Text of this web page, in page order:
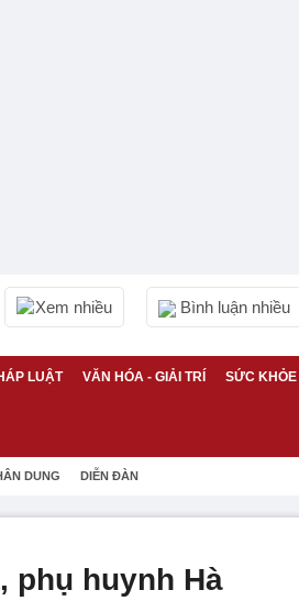
Xem nhiều Bình luận nhiều
LUẬT VĂN HÓA - GIẢI TRÍ SỨC KHỎE
DUNG DIỄN ĐÀN
phụ huynh Hà